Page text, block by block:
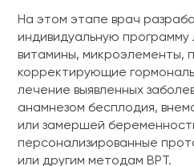
На этом этапе врач
индивидуальную
витамины, микроэлементы,
корректирующие
лечение выявленных
анамнезом бесплодия,
или замершей
персонализированные
или другим методам ВРТ.